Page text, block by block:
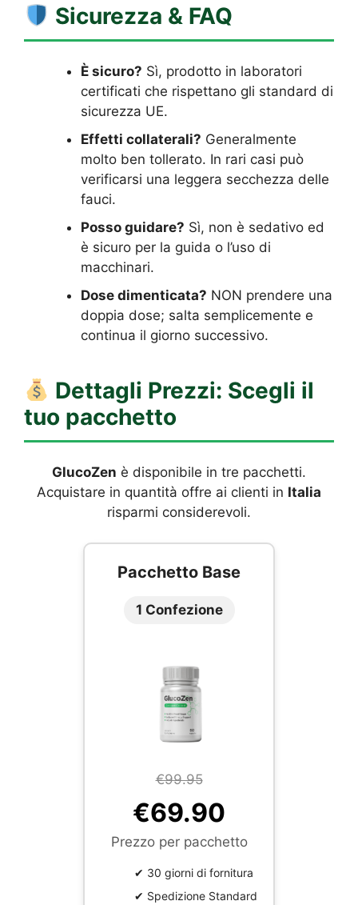
Sicurezza & FAQ
È sicuro? Sì, prodotto in laboratori
certificati che rispettano gli standard di
sicurezza UE.
Effetti collaterali? Generalmente
molto ben tollerato. In rari casi può
verificarsi una leggera secchezza delle
fauci.
Posso guidare? Sì, non è sedativo ed
è sicuro per la guida o l’uso di
macchinari.
Dose dimenticata? NON prendere una
doppia dose; salta semplicemente e
continua il giorno successivo.
Dettagli Prezzi: Scegli il
tuo pacchetto
GlucoZen è disponibile in tre pacchetti.
Acquistare in quantità offre ai clienti in Italia
risparmi considerevoli.
Pacchetto Base
1 Confezione
€99.95
€69.90
Prezzo per pacchetto
✔ 30 giorni di fornitura
✔ Spedizione Standard